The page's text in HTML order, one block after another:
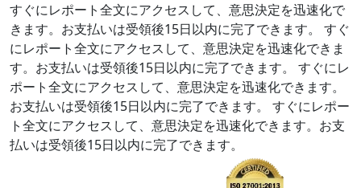
すぐにレポート全文にアクセスして、意思決定を迅速化で
きます。お支払いは受領後15日以内に完了できます。
すぐ
にレポート全文にアクセスして、意思決定を迅速化できま
す。お支払いは受領後15日以内に完了できます。
すぐにレ
ポート全文にアクセスして、意思決定を迅速化できます。
お支払いは受領後15日以内に完了できます。
すぐにレポー
ト全文にアクセスして、意思決定を迅速化できます。お支
払いは受領後15日以内に完了できます。